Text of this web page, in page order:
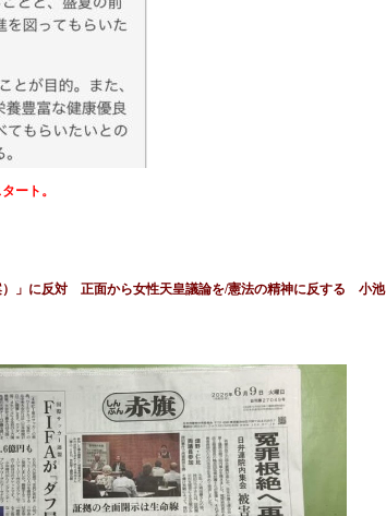
ート。
）」に反対 正面から女性天皇議論を/憲法の精神に反する 小池